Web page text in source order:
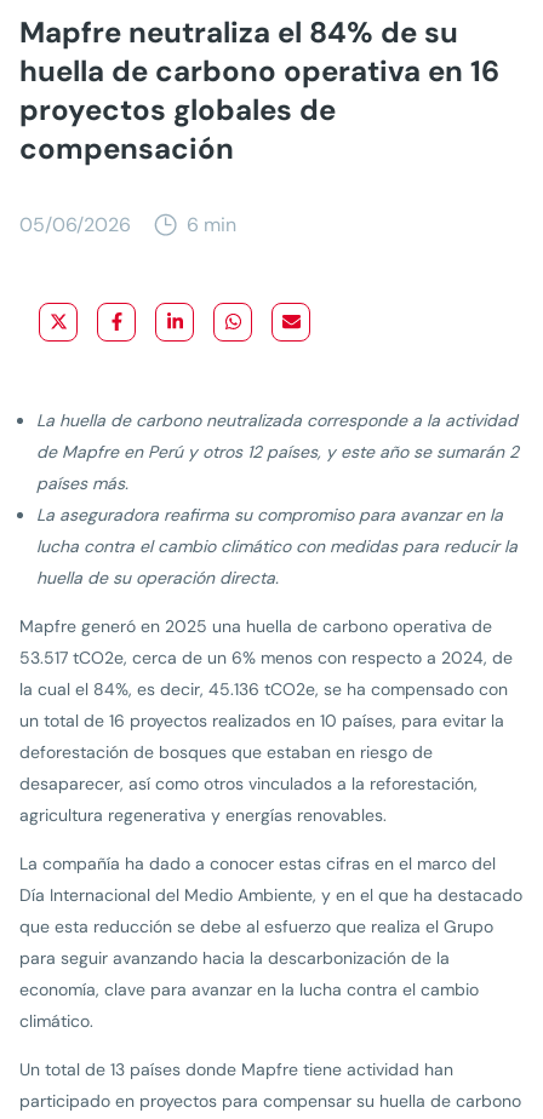
Mapfre neutraliza el 84% de su
huella de carbono operativa en 16
proyectos globales de
compensación
05/06/2026 6 min
La huella de carbono neutralizada corresponde a la actividad
de Mapfre en Perú y otros 12 países, y este año se sumarán 2
países más.
La aseguradora reafirma su compromiso para avanzar en la
lucha contra el cambio climático con medidas para reducir la
huella de su operación directa.
Mapfre generó en 2025 una huella de carbono operativa de
53.517 tCO2e, cerca de un 6% menos con respecto a 2024, de
la cual el 84%, es decir, 45.136 tCO2e, se ha compensado con
un total de 16 proyectos realizados en 10 países, para evitar la
deforestación de bosques que estaban en riesgo de
desaparecer, así como otros vinculados a la reforestación,
agricultura regenerativa y energías renovables.
La compañía ha dado a conocer estas cifras en el marco del
Día Internacional del Medio Ambiente, y en el que ha destacado
que esta reducción se debe al esfuerzo que realiza el Grupo
para seguir avanzando hacia la descarbonización de la
economía, clave para avanzar en la lucha contra el cambio
climático.
Un total de 13 países donde Mapfre tiene actividad han
participado en proyectos para compensar su huella de carbono